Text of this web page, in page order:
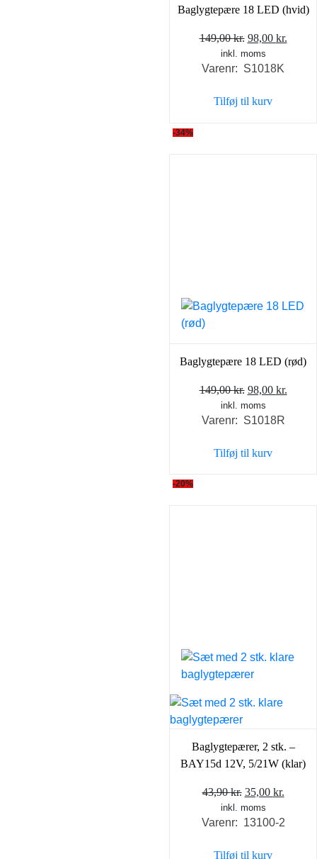
Baglygtepære 18 LED (hvid)
149,00kr. Den
oprindelige
pris
149,00 kr..
98,00 kr.
inkl. moms
Varenr: S1018K
Tilføj til kurv
-34%
Baglygtepære 18 LED (rød)
149,00kr. Den
oprindelige
pris
149,00 kr..
98,00 kr.
inkl. moms
Varenr: S1018R
Tilføj til kurv
-20%
Baglygtepærer, 2 stk. –
BAY15d 12V, 5/21W (klar)
43,90kr. Den
oprindelige
pris
35,00 kr.
pris
inkl. moms
Varenr: 13100-2
Tilføj til kurv